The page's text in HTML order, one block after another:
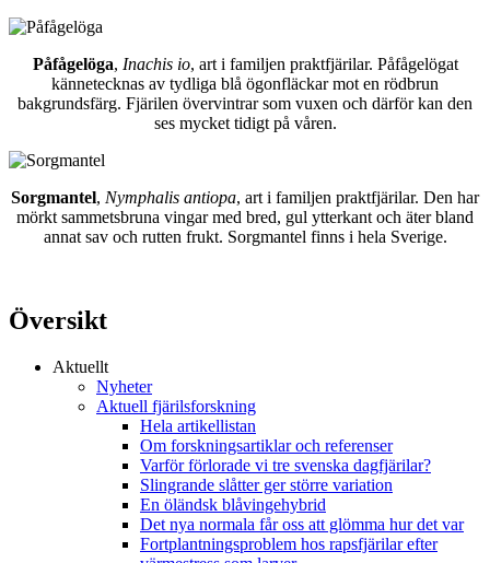
Påfågelöga, Inachis io, art i familjen praktfjärilar. Påfågelögat
kännetecknas av tydliga blå ögonfläckar mot en rödbrun
bakgrundsfärg. Fjärilen övervintrar som vuxen och därför kan den
ses mycket tidigt på våren.
Sorgmantel, Nymphalis antiopa, art i familjen praktfjärilar. Den har
mörkt sammetsbruna vingar med bred, gul ytterkant och äter bland
annat sav och rutten frukt. Sorgmantel finns i hela Sverige.
Översikt
Aktuellt
Nyheter
Aktuell fjärilsforskning
Hela artikellistan
Om forskningsartiklar och referenser
Varför förlorade vi tre svenska dagfjärilar?
Slingrande slåtter ger större variation
En öländsk blåvingehybrid
Det nya normala får oss att glömma hur det var
Fortplantningsproblem hos rapsfjärilar efter